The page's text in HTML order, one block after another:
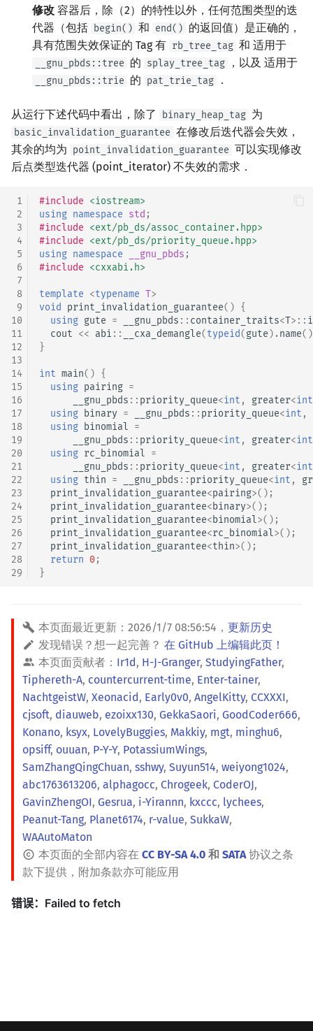
修改 容器后，除（2）的特性以外，任何范围类型的迭
代器（包括 begin() 和 end() 的返回值）是正确的，
具有范围失效保证的 Tag 有 rb_tree_tag 和 适用于
__gnu_pbds::tree 的 splay_tree_tag ，以及 适用于
__gnu_pbds::trie 的 pat_trie_tag ．
从运行下述代码中看出，除了 binary_heap_tag 为
basic_invalidation_guarantee 在修改后迭代器会失效，
其余的均为 point_invalidation_guarantee 可以实现修改
后点类型迭代器 (point_iterator) 不失效的需求．
1
2
3
4
5
6
7
8
9
10
11
12
13
14
15
16
17
18
19
20
21
22
23
24
25
26
27
28
29
#include <iostream>
using namespace std ;
#include <ext/pb_ds/assoc_container.hpp>
#include <ext/pb_ds/priority_queue.hpp>
using namespace __gnu_pbds ;
#include <cxxabi.h>
template <typename T>
void
print_invalidation_guarantee() {
using gute = __gnu_pbds :: container_traits<T>::
cout << abi :: __cxa_demangle(typeid(gute).name
}
int main() {
using pairing =
__gnu_pbds :: priority_queue<int , greater<int
using binary = __gnu_pbds :: priority_queue<int ,
using binomial =
__gnu_pbds :: priority_queue<int , greater<int
using rc_binomial =
__gnu_pbds :: priority_queue<int , greater<int
using thin = __gnu_pbds :: priority_queue<int ,
print_invalidation_guarantee<pairing>();
print_invalidation_guarantee<binary>();
print_invalidation_guarantee<binomial>();
print_invalidation_guarantee<rc_binomial>();
print_invalidation_guarantee<thin>();
return 0;
}
本页面最近更新： 2026/1/7 08:56:54 ， 更新历史
发现错误？想一起完善？ 在 GitHub 上编辑此页！
本页面贡献者： Ir1d, H-J-Granger, StudyingFather,
Tiphereth-A, countercurrent-time, Enter-tainer,
NachtgeistW, Xeonacid, Early0v0, AngelKitty, CCXXXI,
cjsoft, diauweb, ezoixx130, GekkaSaori, GoodCoder666,
Konano, ksyx, LovelyBuggies, Makkiy, mgt, minghu6,
opsiff, ouuan, P-Y-Y, PotassiumWings,
SamZhangQingChuan, sshwy, Suyun514, weiyong1024,
abc1763613206, alphagocc, Chrogeek, CoderOJ,
GavinZhengOI, Gesrua, i-Yirannn, kxccc, lychees,
Peanut-Tang, Planet6174, r-value, SukkaW,
WAAutoMaton
本页面的全部内容在 CC BY-SA 4.0 和 SATA协议之条
款下提供，附加条款亦可能应用